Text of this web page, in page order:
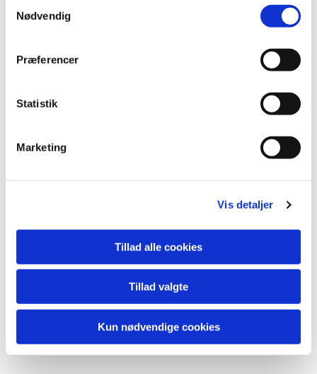
Nødvendig
Præferencer
Statistik
Marketing
Vis detaljer
Tillad alle cookies
Tillad valgte
Kun nødvendige cookies
Du vil måske også kunne